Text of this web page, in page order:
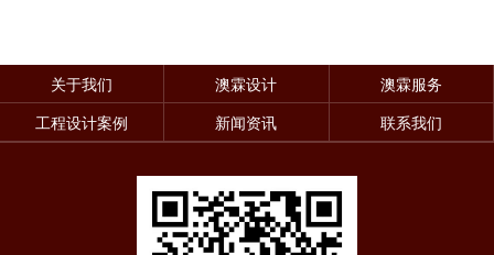
关于我们 澳霖设计
澳霖服务
工程设计案例
新闻资讯 联系我们